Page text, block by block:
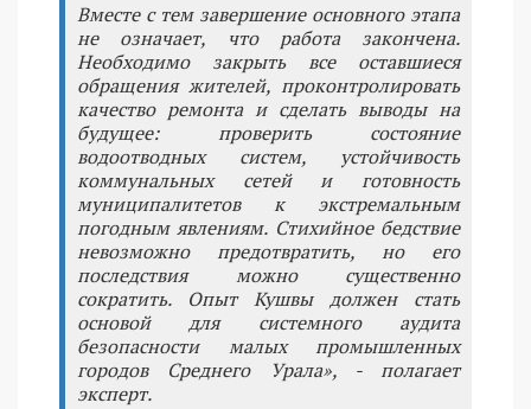
Вместе с тем завершение основного этапа
не означает, что работа закончена.
Необходимо закрыть все оставшиеся
обращения жителей, проконтролировать
качество ремонта и сделать выводы на
будущее: проверить состояние
водоотводных систем, устойчивость
коммунальных сетей и готовность
муниципалитетов к экстремальным
погодным явлениям. Стихийное бедствие
невозможно предотвратить, но его
последствия можно существенно
сократить. Опыт Кушвы должен стать
основой для системного аудита
безопасности малых промышленных
городов Среднего Урала», - полагает
эксперт.